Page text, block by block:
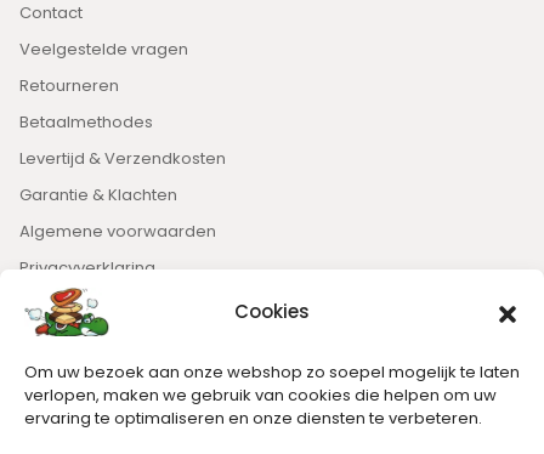
Cookies
Om uw bezoek aan onze webshop zo soepel mogelijk te laten
verlopen, maken we gebruik van cookies die helpen om uw
ervaring te optimaliseren en onze diensten te verbeteren.
Contact
Veelgestelde vragen
Retourneren
Betaalmethodes
Levertijd & Verzendkosten
Garantie & Klachten
Algemene voorwaarden
Privacyverklaring
Nieuwsbrief
Blijft op de hoogte van het laatste nieuws.